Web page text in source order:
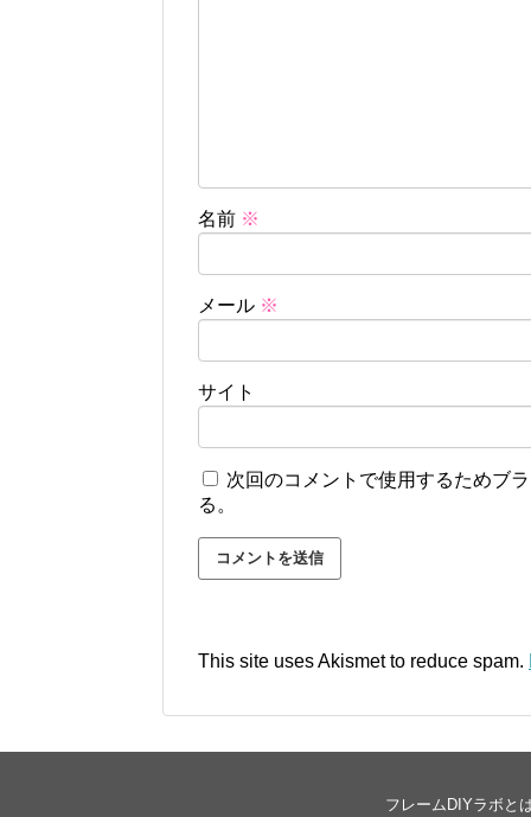
名前 ※
メール ※
サイト
次回のコメントで使用するためブ
る。
This site uses Akismet to reduce spam.
フレームDIYラボと